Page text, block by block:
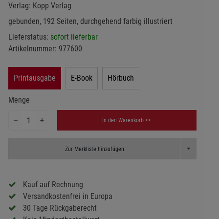
Verlag: Kopp Verlag
gebunden, 192 Seiten, durchgehend farbig illustriert
Lieferstatus: sofort lieferbar
Artikelnummer: 977600
Printausgabe E-Book Hörbuch
Menge
In den Warenkorb >>
Zur Merkliste hinzufügen Toggle
Kauf auf Rechnung
Versandkostenfrei in Europa
30 Tage Rückgaberecht